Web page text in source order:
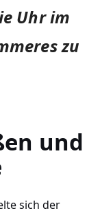
Uhr im
zu
und
sich der